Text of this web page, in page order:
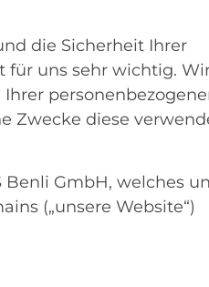
die Sicherheit Ihrer
für uns sehr wichtig.
Zwecke diese
GmbH, welches
(„unsere Website“)